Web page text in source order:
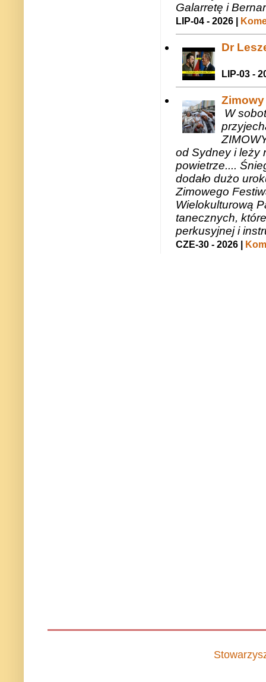
Galarretę i
LIP-04 - 2026 |
Dr
LIP-03 -
W
od Sydney i leży
powietrze....
dodało dużo
Zimowego
Wielokulturową
tanecznych,
perkusyjnej i
CZE-30 - 2026 |